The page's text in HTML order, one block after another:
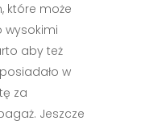
które może
wysokimi
aby też
w
za
Jeszcze